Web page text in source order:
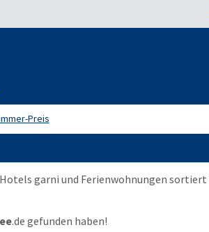
Preis
garni und Ferienwohnungen sortiert
.de gefunden haben!